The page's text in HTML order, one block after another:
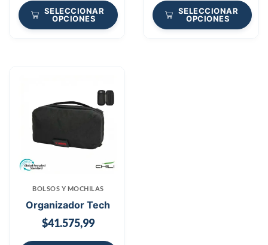
SELECCIONAR
OPCIONES
SELECCIONAR
OPCIONES
BOLSOS Y MOCHILAS
Organizador Tech
$41.575,99